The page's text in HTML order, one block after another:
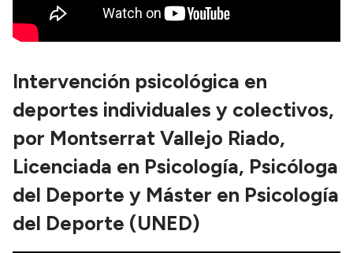
Intervención psicológica en
deportes individuales y colectivos,
por Montserrat Vallejo Riado,
Licenciada en Psicología, Psicóloga
del Deporte y Máster en Psicología
del Deporte (UNED)